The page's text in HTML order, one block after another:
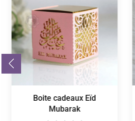
Boite cadeaux Eïd
Mubarak